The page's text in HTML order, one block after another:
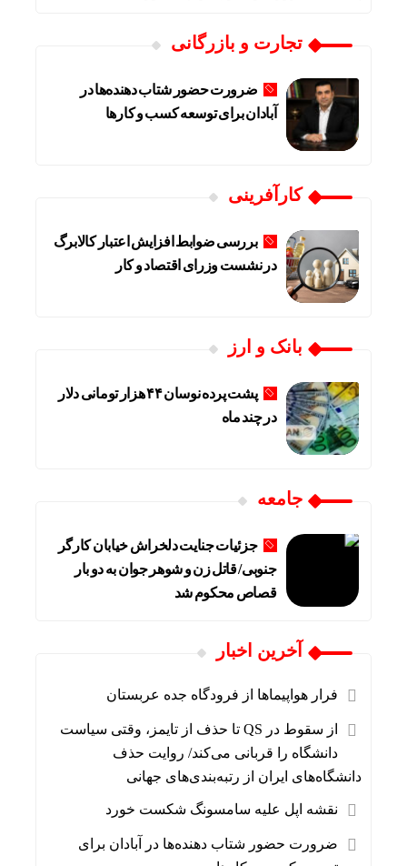
تجارت و بازرگانی
ضرورت حضور شتاب ‌دهنده‌ها در
آبادان برای توسعه کسب‌ و کارها
کارآفرینی
بررسی ضوابط افزایش اعتبار کالابرگ
در نشست وزرای اقتصاد و کار
بانک و ارز
پشت پرده نوسان ۴۴ هزار تومانی دلار
در چند ماه
جامعه
جزئیات جنایت دلخراش خیابان کارگر
جنوبی/ قاتل زن و شوهر جوان به دو بار
قصاص محکوم شد
آخرین اخبار
فرار هواپیماها از فرودگاه جده عربستان
از سقوط در QS تا حذف از تایمز، وقتی سیاست
دانشگاه را قربانی می‌کند/ روایت حذف
دانشگاه‌های ایران از رتبه‌بندی‌های جهانی
نقشه اپل علیه سامسونگ شکست خورد
ضرورت حضور شتاب ‌دهنده‌ها در آبادان برای